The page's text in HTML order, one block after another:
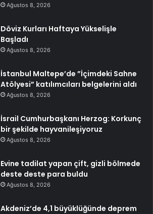
Ağustos 8, 2026
Döviz Kurları Haftaya Yükselişle
Başladı
Ağustos 8, 2026
İstanbul Maltepe’de ”İçimdeki Sahne
Atölyesi” katılımcıları belgelerini aldı
Ağustos 8, 2026
İsrail Cumhurbaşkanı Herzog: Korkunç
bir şekilde hayvanileşiyoruz
Ağustos 8, 2026
Evine tadilat yapan çift, gizli bölmede
deste deste para buldu
Ağustos 8, 2026
Akdeniz’de 4,1 büyüklüğünde deprem